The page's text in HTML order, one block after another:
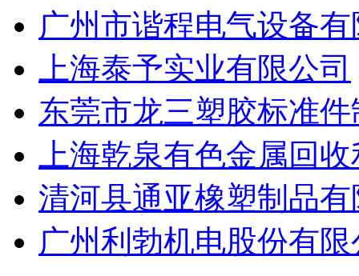
广州市谐程电气设备
上海泰予实业有限公司
东莞市龙三塑胶标准
上海乾泉有色金属回
清河县通亚橡塑制品
广州利勃机电股份有